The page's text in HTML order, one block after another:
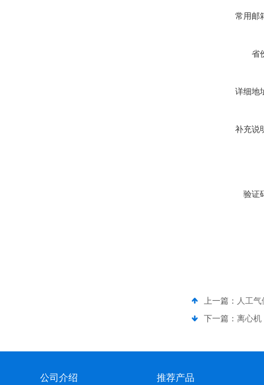
常用邮
省
详细地
补充说
验证
上一篇： 人工气
下一篇： 离心机
公司介绍 推荐产品